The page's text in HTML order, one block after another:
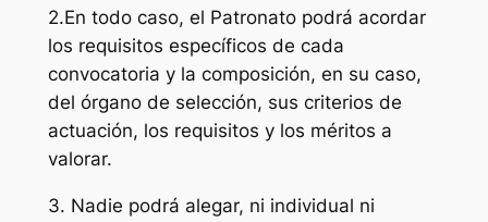
2.En todo caso, el Patronato podrá acordar
los requisitos específicos de cada
convocatoria y la composición, en su caso,
del órgano de selección, sus criterios de
actuación, los requisitos y los méritos a
valorar.
3. Nadie podrá alegar, ni individual ni